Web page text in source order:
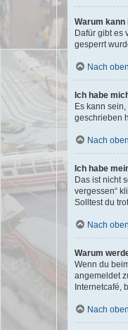
Warum kann
Dafür gibt es
gesperrt
Nach oben
Ich habe
Es kann
geschrieben
Nach oben
Ich habe
Das ist nicht
vergessen“
Solltest du
Nach oben
Warum
Wenn du
angemeldet
Internetcafé,
Nach oben